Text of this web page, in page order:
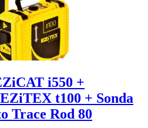
i550 +
t100 + Sonda
Trace Rod 80